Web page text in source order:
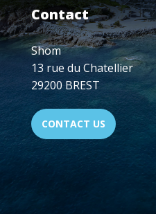
Contact
Shom
13 rue du Chatellier
29200 BREST
CONTACT US